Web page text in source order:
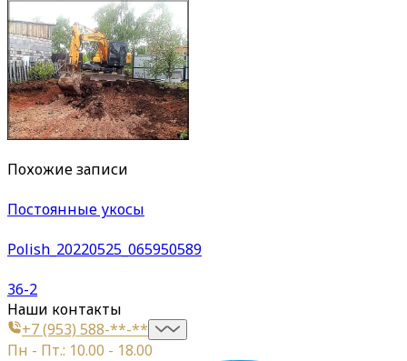
Похожие записи
Постоянные укосы
Polish_20220525_065950589
36-2
Наши контакты
+7 (953) 588-**-**
Пн - Пт.: 10.00 - 18.00